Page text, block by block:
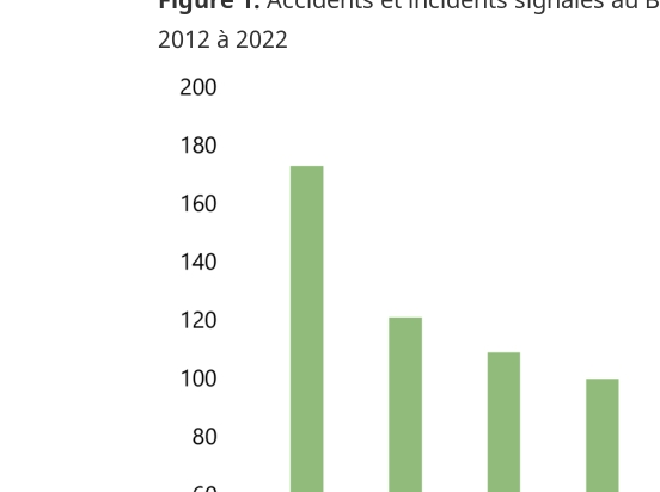
2012 à 2022
Image